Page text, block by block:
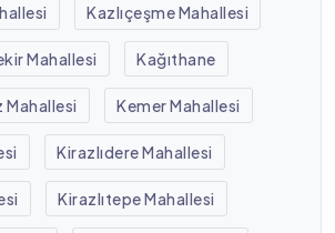
Kazlıçeşme Mahallesi
Mahallesi Kağıthane
Kemer Mahallesi
Kirazlıdere Mahallesi
Kirazlıtepe Mahallesi